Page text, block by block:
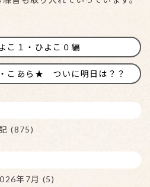
こ１・ひよこ０編
こあら★ ついに明日は？？
(875)
年7月 (5)